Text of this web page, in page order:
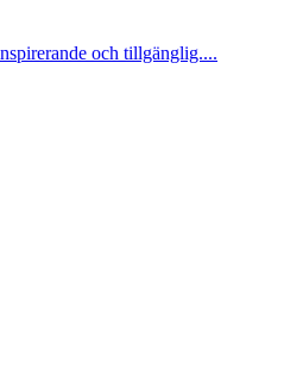
och tillgänglig....